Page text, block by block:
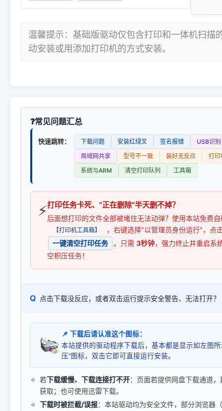
温馨提示：基础版驱动仅包含打印和一体机扫描
动安装或用添加打印机的方式安装。
常见问题汇总
快速跳转： 下载问题 安装红绿叉 签名报错
USB识别
局域网共享
型号不一致 装好无反应
打印
系统与ARM
清空打印队列 工具箱
⚡打印任务卡死、"正在删除"半天删不掉？
后面想打印的文件全部被堵住无法动弹？使用本站免费
【打印机工具箱】
，右键选择"以管理员身份运行"，点
一键清空打印任务
。只需 3秒钟，强力终止并重启系
空积压任务！
Q 点击下载没反应，或者双击运行提示安全警告、无法打开？
📌 下载后请认准这个图标：
本站提供的驱动程序下载后，基本都是显示如左图
压"图标，双击它即可直接运行安装。
若下载缓慢、下载连接打不开：页面若提供网盘下载通道
获取；也可使用迅雷下载。
下载时被拦截/误报：本站驱动均为安全文件，部分浏览器